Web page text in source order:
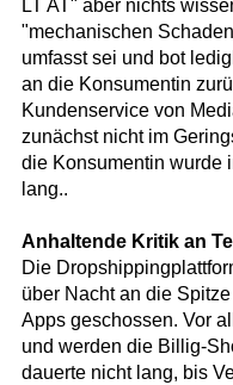
LT AT" aber nichts
"mechanischen
umfasst sei und bot
an die Konsumentin
Kundenservice von
zunächst nicht im
die Konsumentin wurde
lang..
Anhaltende Kritik an
Die
über Nacht an die
Apps geschossen. Vor
und werden die Billig-
dauerte nicht lang, bis